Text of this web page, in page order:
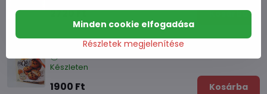
2720 Ft Kosárba
Sütik Sütik töltött Mochi méz/vaj 160 g
Készleten
1900 Ft Kosárba
Részletek megjelenítése
Minden cookie elfogadása